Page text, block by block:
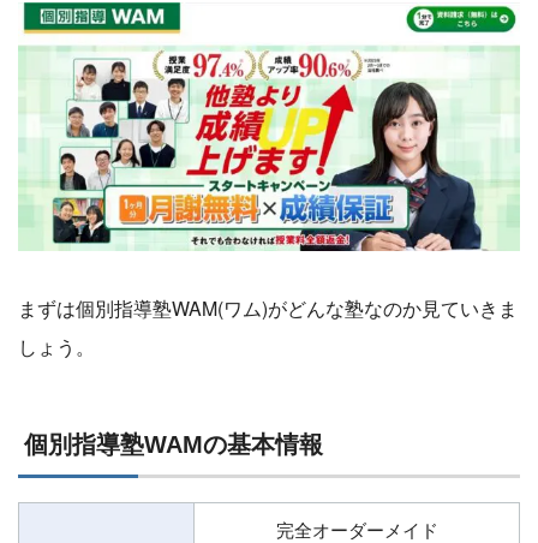
まずは個別指導塾WAM(ワム)がどんな塾なのか見ていきま
しょう。
個別指導塾WAMの基本情報
完全オーダーメイド